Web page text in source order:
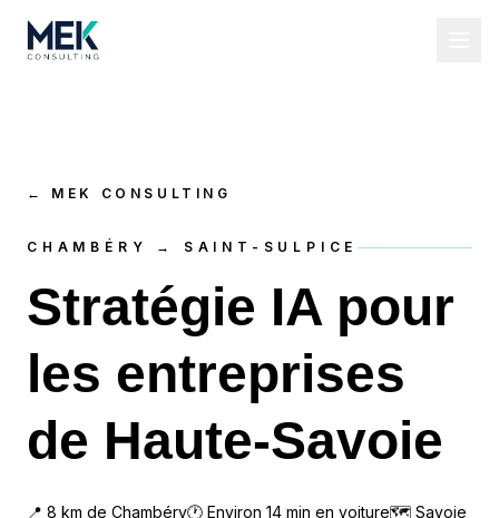
← MEK CONSULTING
CHAMBÉRY → SAINT-SULPICE
Stratégie IA pour
les entreprises
de Haute-Savoie
📍 8 km de Chambéry🕐 Environ 14 min en voiture🗺 Savoie